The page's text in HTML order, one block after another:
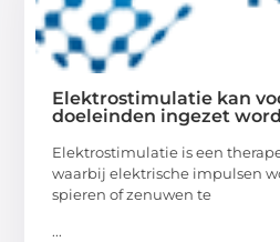
Elektrostimulatie kan
doeleinden ingezet
Elektrostimulatie is een
waarbij elektrische impulsen
spieren of zenuwen te
...